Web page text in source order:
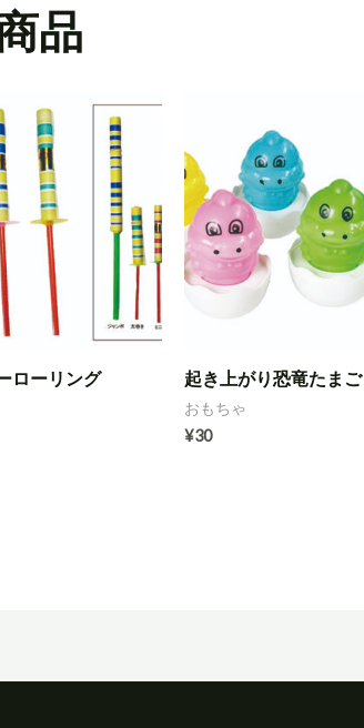
品
ローリング 起き上がり恐竜たまご
おもちゃ
¥30